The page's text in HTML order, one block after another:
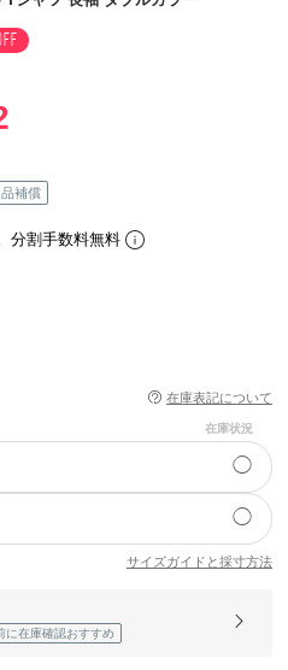
補償
分割手数料無料
在庫表記について
在庫状況
◯
◯
サイズガイドと採寸方法
に在庫確認おすすめ